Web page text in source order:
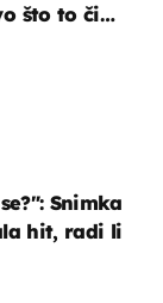
Snimka
hit, radi li
što to čini